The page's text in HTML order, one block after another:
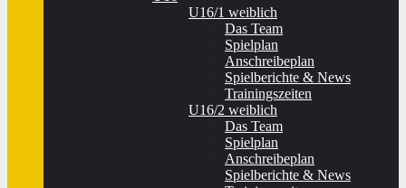
U16/1 weiblich
Das Team
Spielplan
Anschreibeplan
Spielberichte & News
Trainingszeiten
U16/2 weiblich
Das Team
Spielplan
Anschreibeplan
Spielberichte & News